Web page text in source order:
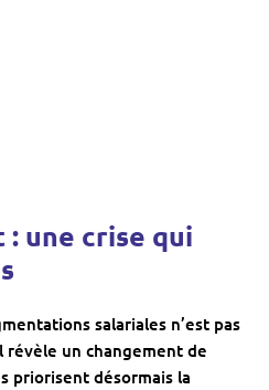
: une crise qui
salariales n’est pas
un changement de
priorisent désormais la